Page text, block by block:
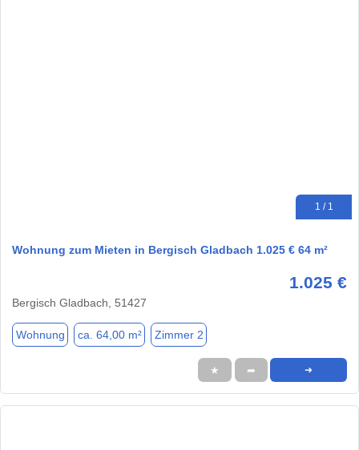
1 / 1
Wohnung zum Mieten in Bergisch Gladbach 1.025 € 64 m²
1.025 €
Bergisch Gladbach, 51427
Wohnung ca. 64,00 m² Zimmer 2
★ ➦ ➜